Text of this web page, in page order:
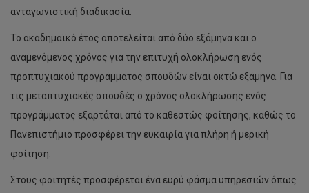
ανταγωνιστική διαδικασία.
Το ακαδημαϊκό έτος αποτελείται από δύο εξάμηνα και ο
αναμενόμενος χρόνος για την επιτυχή ολοκλήρωση ενός
προπτυχιακού προγράμματος σπουδών είναι οκτώ εξάμηνα. Για
τις μεταπτυχιακές σπουδές ο χρόνος ολοκλήρωσης ενός
προγράμματος εξαρτάται από το καθεστώς φοίτησης, καθώς το
Πανεπιστήμιο προσφέρει την ευκαιρία για πλήρη ή μερική
φοίτηση.
Στους φοιτητές προσφέρεται ένα ευρύ φάσμα υπηρεσιών όπως